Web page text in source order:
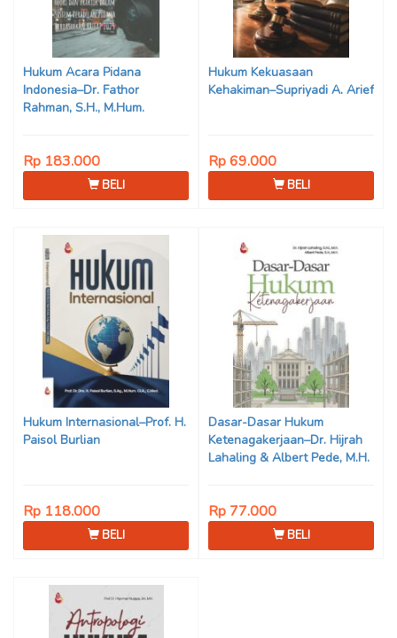
Hukum Acara Pidana
Indonesia–Dr. Fathor
Rahman, S.H., M.Hum.
Rp 183.000
BELI
Hukum Kekuasaan
Kehakiman–Supriyadi A. Arief
Rp 69.000
BELI
Hukum Internasional–Prof. H.
Paisol Burlian
Rp 118.000
BELI
Dasar-Dasar Hukum
Ketenagakerjaan–Dr. Hijrah
Lahaling & Albert Pede, M.H.
Rp 77.000
BELI